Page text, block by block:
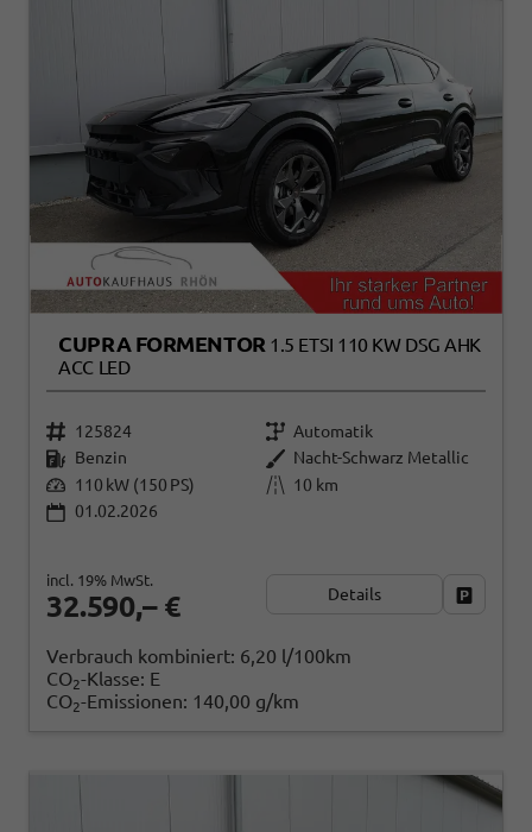
CUPRA FORMENTOR 1.5 ETSI 110 KW DSG AHK
ACC LED
125824
Automatik
Benzin
Nacht-Schwarz Metallic
110 kW (150 PS)
10 km
01.02.2026
32.590,– €
incl. 19% MwSt.
Details
Verbrauch kombiniert: 6,20 l/100km
CO2-Klasse: E
CO2-Emissionen: 140,00 g/km